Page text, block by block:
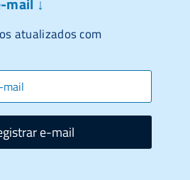
atualizados com
e-mail